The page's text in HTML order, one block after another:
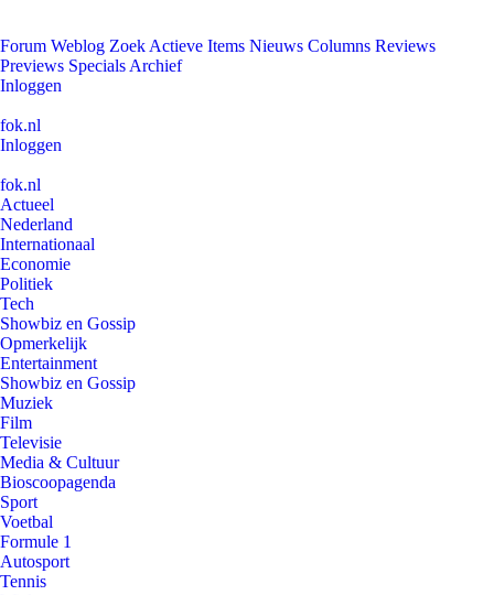
Forum Weblog Zoek Actieve Items Nieuws Columns Reviews
Previews Specials Archief
Inloggen
fok.nl
Inloggen
fok.nl
Actueel
Nederland
Internationaal
Economie
Politiek
Tech
Showbiz en Gossip
Opmerkelijk
Entertainment
Showbiz en Gossip
Muziek
Film
Televisie
Media & Cultuur
Bioscoopagenda
Sport
Voetbal
Formule 1
Autosport
Tennis